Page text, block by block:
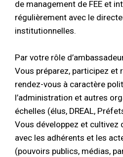
de management de FEE et
régulièrement avec le
institutionnelles.
Par votre rôle
Vous préparez, participez et
rendez-vous à caractère
l’administration et autres
échelles (élus, DREAL,
Vous développez et cultivez
avec les adhérents et les
(pouvoirs publics, médias,